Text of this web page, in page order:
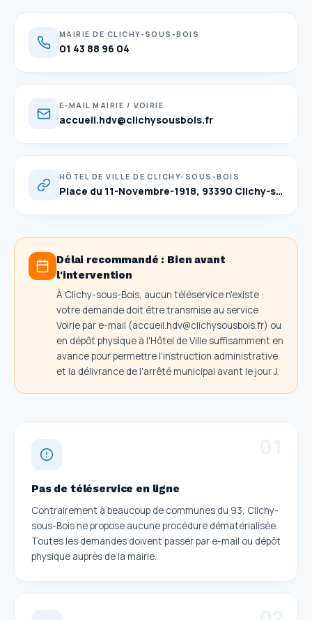
MAIRIE DE CLICHY-SOUS-BOIS
01 43 88 96 04
E-MAIL MAIRIE / VOIRIE
accueil.hdv@clichysousbois.fr
HÔTEL DE VILLE DE CLICHY-SOUS-BOIS
Place du 11-Novembre-1918, 93390 Clichy-sous-Bois — ouvert du lundi au samedi de 8h30 à 17h30
Délai recommandé : Bien avant
l'intervention
À Clichy-sous-Bois, aucun téléservice n'existe :
votre demande doit être transmise au service
Voirie par e-mail (accueil.hdv@clichysousbois.fr) ou
en dépôt physique à l'Hôtel de Ville suffisamment en
avance pour permettre l'instruction administrative
et la délivrance de l'arrêté municipal avant le jour J.
Pas de téléservice en ligne
Contrairement à beaucoup de communes du 93, Clichy-
sous-Bois ne propose aucune procédure dématérialisée.
Toutes les demandes doivent passer par e-mail ou dépôt
physique auprès de la mairie.